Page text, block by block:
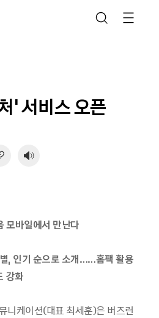
’ 서비스 오픈
모바일에서 만난다
, 인기 순으로 소개……홈팩 활용
강화
케이션(대표 최세훈)은 버즈런